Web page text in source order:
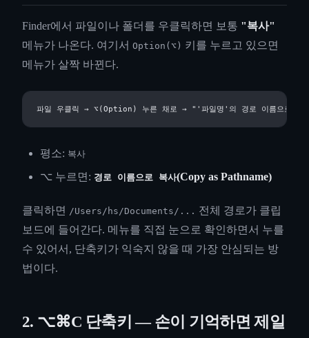
Finder에서 파일이나 폴더를 우클릭하면 보통 "복사"
메뉴가 나온다. 여기서 Option(⌥) 키를 누르고 있으면
메뉴가 살짝 바뀐다.
평소: 복사
⌥ 누르면: 경로 이름으로 복사(Copy as Pathname)
클릭하면 /Users/hs/Documents/... 전체 경로가 클립
보드에 들어간다. 메뉴를 직접 눈으로 확인하면서 누를
수 있어서, 단축키가 익숙지 않을 때 가장 안심되는 방
법이다.
2. ⌥⌘C 단축키 — 손이 기억하면 제일